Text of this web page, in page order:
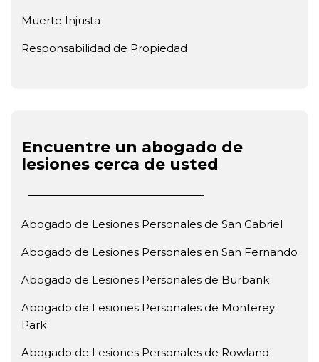
Muerte Injusta
Responsabilidad de Propiedad
Encuentre un abogado de
lesiones cerca de usted
Abogado de Lesiones Personales de San Gabriel
Abogado de Lesiones Personales en San Fernando
Abogado de Lesiones Personales de Burbank
Abogado de Lesiones Personales de Monterey
Park
Abogado de Lesiones Personales de Rowland